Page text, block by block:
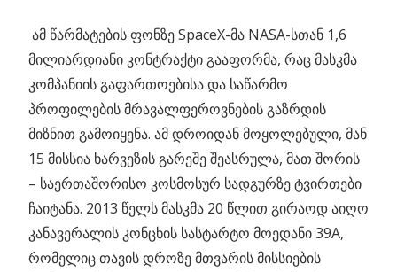
ამ წარმატების ფონზე SpaceX-მა NASA-სთან 1,6
მილიარდიანი კონტრაქტი გააფორმა, რაც მასკმა
კომპანიის გაფართოებისა და საწარმო
პროფილების მრავალფეროვნების გაზრდის
მიზნით გამოიყენა. ამ დროიდან მოყოლებული, მან
15 მისსია ხარვეზის გარეშე შეასრულა, მათ შორის
– საერთაშორისო კოსმოსურ სადგურზე ტვირთები
ჩაიტანა. 2013 წელს მასკმა 20 წლით გირაოდ აიღო
კანავერალის კონცხის სასტარტო მოედანი 39A,
რომელიც თავის დროზე მთვარის მისსიების